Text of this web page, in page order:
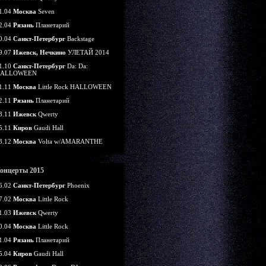
Москва Seven
Рязань Планетарий
Санкт-Петербург Backstage
Ижевск, Нечкино УЛЕТАЙ 2014
Санкт-Петербург Da: Da:
Москва Little Rock HALLOWEEN
Рязань Планетарий
Ижевск Qwerty
Киров Gaudi Hall
Москва Volta w/AMARANTHE
2015
Санкт-Петербург Phoenix
Москва Little Rock
Ижевск Qwerty
Москва Little Rock
Рязань Планетарий
Киров Gaudi Hall